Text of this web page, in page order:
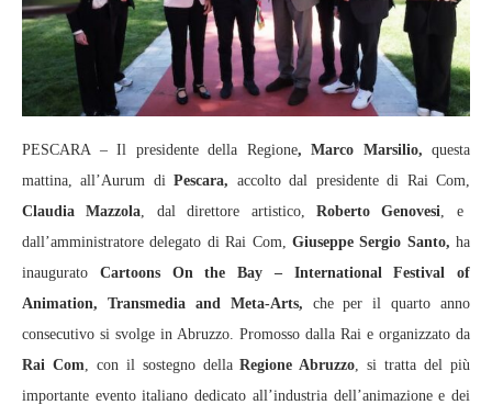
PESCARA – Il presidente della Regione, Marco Marsilio, questa
mattina, all’Aurum diPescara, accolto dal presidente di Rai Com,
Claudia Mazzola , dal direttore artistico, Roberto Genovesi , e
dall’amministratore delegato di Rai Com, Giuseppe Sergio Santo, ha
inaugurato Cartoons On the Bay – International Festival of
Animation, Transmedia and Meta-Arts, che per il quarto anno
consecutivo si svolge in Abruzzo. Promosso dalla Rai e organizzato da
Rai Com , con il sostegno dellaRegione Abruzzo , si tratta del più
importante evento italiano dedicato all’industria dell’animazione e dei